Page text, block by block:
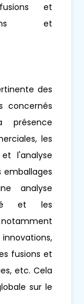
et
et
des
concernés
les
l'analyse
emballages
analyse
et les
fusions et
etc. Cela
sur le